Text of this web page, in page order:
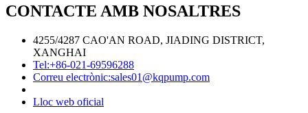
CONTACTE AMB NOSALTRES
4255/4287 CAO'AN ROAD, JIADING DISTRICT,
XANGHAI
Tel:+86-021-69596288
Correu electrònic:sales01@kqpump.com
Lloc web oficial